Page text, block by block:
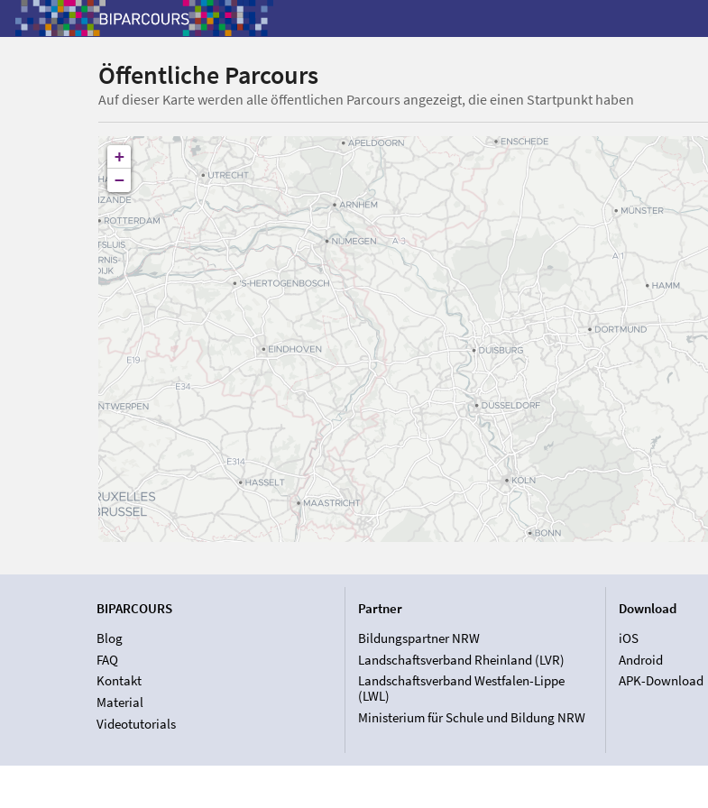
Öffentliche Parcours
Auf dieser Karte werden alle öffentlichen Parcours angezeigt, die einen Startpunkt haben
+
−
BIPARCOURS
Blog
FAQ
Kontakt
Material
Videotutorials
Partner
Bildungspartner NRW
Landschaftsverband Rheinland (LVR)
Landschaftsverband Westfalen-Lippe
(LWL)
Ministerium für Schule und Bildung NRW
Download
iOS
Android
APK-Download